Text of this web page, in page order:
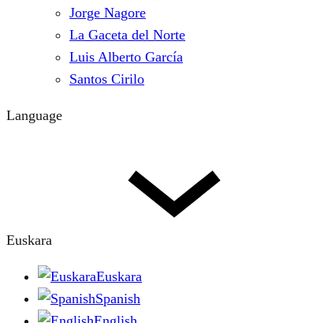
Jorge Nagore
La Gaceta del Norte
Luis Alberto García
Santos Cirilo
Language
Euskara
Euskara
Spanish